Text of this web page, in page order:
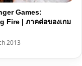
Games:
Fire | ภาคต่อของเกม
2013